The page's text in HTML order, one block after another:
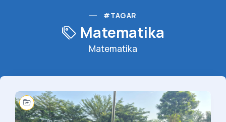
#TAGAR
Matematika
Matematika